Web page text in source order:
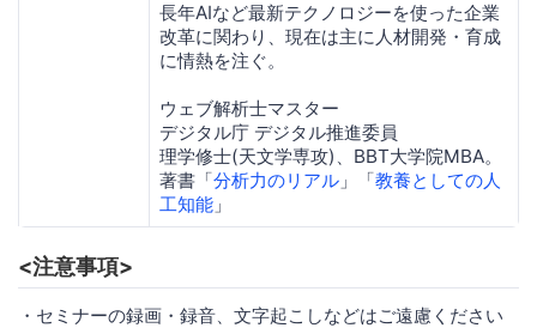
長年AIなど最新テクノロジーを使った企業
改革に関わり、現在は主に人材開発・育成
に情熱を注ぐ。
ウェブ解析士マスター
デジタル庁 デジタル推進委員
理学修士(天文学専攻)、BBT大学院MBA。
著書「分析力のリアル 」「教養としての人
工知能 」
<注意事項>
・セミナーの録画・録音、文字起こしなどはご遠慮ください